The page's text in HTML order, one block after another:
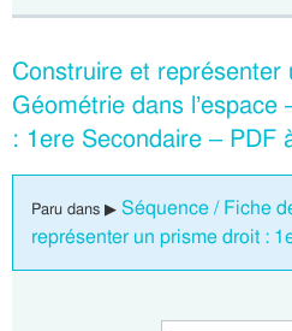
Construire et représenter
Géométrie dans
: 1ere Secondaire – PDF
Paru dans ▶ Séquence / Fiche
représenter un prisme droit :